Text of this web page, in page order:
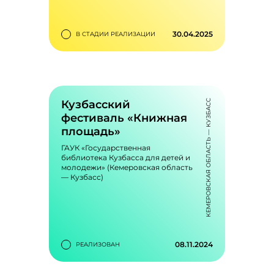
В СТАДИИ РЕАЛИЗАЦИИ 30.04.2025
Повышение знаний в области
Кузбасский
фестиваль «Книжная
площадь»
ГАУК «Государственная
библиотека Кузбасса для детей и
молодежи» (Кемеровская область
— Кузбасс)
КЕМЕРОВСКАЯ ОБЛАСТЬ — КУЗБАСС
РЕАЛИЗОВАН 08.11.2024